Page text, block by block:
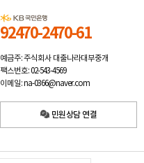
92470-2470-61
예금주: 주식회사 대출나라대부중개
팩스번호: 02-543-4569
이메일: na-0366@naver.com
민원상담 연결